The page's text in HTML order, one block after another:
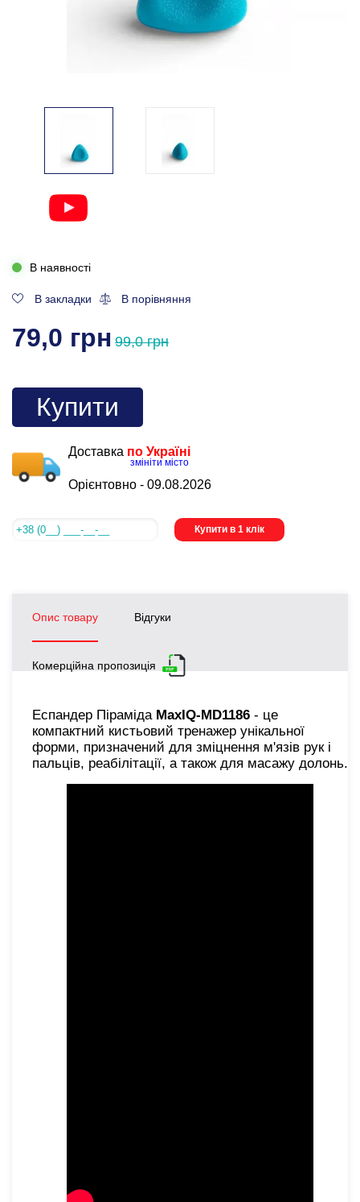
В наявності
В закладки В порівняння
79,0 грн 99,0 грн
Купити
Доставка по Україні
змініти місто
Орієнтовно - 09.08.2026
Купити в 1 клік
Опис товару Відгуки
Комерційна пропозиція
Еспандер Піраміда MaxIQ-MD1186 - це
компактний кистьовий тренажер унікальної
форми, призначений для зміцнення м'язів рук і
пальців, реабілітації, а також для масажу долонь.